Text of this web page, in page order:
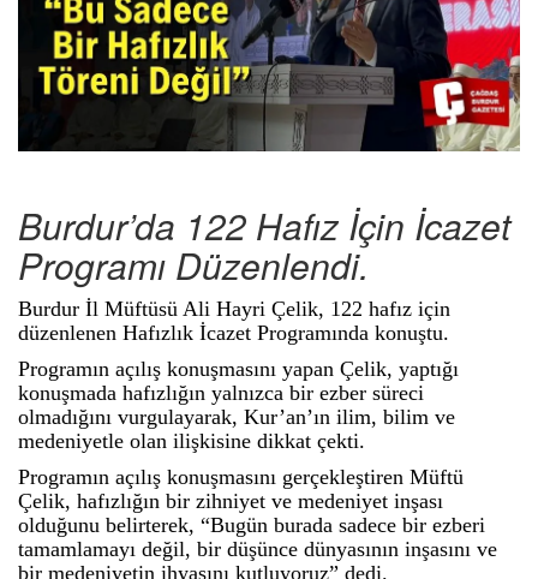
Burdur’da 122 Hafız İçin İcazet
Programı Düzenlendi.
Burdur İl Müftüsü Ali Hayri Çelik, 122 hafız için
düzenlenen Hafızlık İcazet Programında konuştu.
Programın açılış konuşmasını yapan Çelik, yaptığı
konuşmada hafızlığın yalnızca bir ezber süreci
olmadığını vurgulayarak, Kur’an’ın ilim, bilim ve
medeniyetle olan ilişkisine dikkat çekti.
Programın açılış konuşmasını gerçekleştiren Müftü
Çelik, hafızlığın bir zihniyet ve medeniyet inşası
olduğunu belirterek, “Bugün burada sadece bir ezberi
tamamlamayı değil, bir düşünce dünyasının inşasını ve
bir medeniyetin ihyasını kutluyoruz” dedi.